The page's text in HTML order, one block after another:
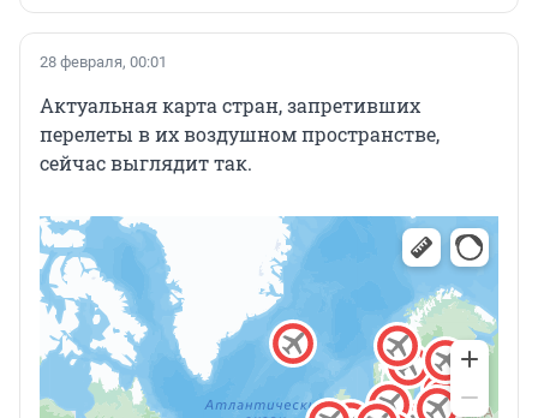
28 февраля, 00:01
Актуальная карта стран, запретивших
перелеты в их воздушном пространстве,
сейчас выглядит так.